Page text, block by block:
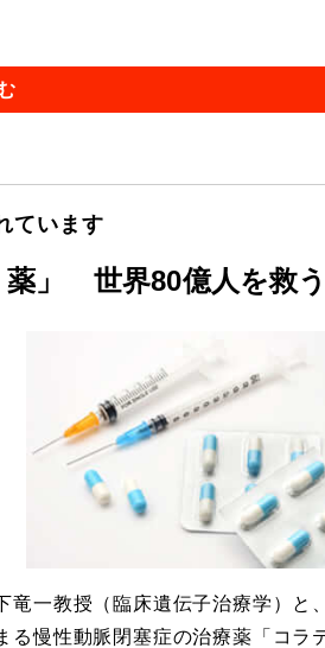
ています
薬」 世界80億人を救
竜一教授（臨床遺伝子治療学）と
慢性動脈閉塞症の治療薬「コラ